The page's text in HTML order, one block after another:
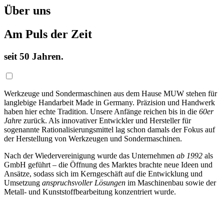
Über uns
Am Puls der Zeit
seit 50 Jahren.
Werkzeuge und Sondermaschinen aus dem Hause MUW stehen für
langlebige Handarbeit Made in Germany. Präzision und Handwerk
haben hier echte Tradition. Unsere Anfänge reichen bis in die 60er
Jahre zurück. Als innovativer Entwickler und Hersteller für
sogenannte Rationalisierungsmittel lag schon damals der Fokus auf
der Herstellung von Werkzeugen und Sondermaschinen.
Nach der Wiedervereinigung wurde das Unternehmen ab 1992 als
GmbH geführt – die Öffnung des Marktes brachte neue Ideen und
Ansätze, sodass sich im Kerngeschäft auf die Entwicklung und
Umsetzung anspruchsvoller Lösungen im Maschinenbau sowie der
Metall- und Kunststoffbearbeitung konzentriert wurde.